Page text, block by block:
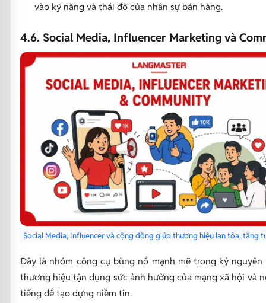
vào kỹ năng và thái độ của nhân sự bán hàng.
4.6. Social Media, Influencer Marketing và
Social Media, Influencer và cộng đồng giúp thương hiệu lan tỏa, tăng
Đây là nhóm công cụ bùng nổ mạnh mẽ trong kỷ nguyên
thương hiệu tận dụng sức ảnh hưởng của mạng xã hội và
tiếng để tạo dựng niềm tin.